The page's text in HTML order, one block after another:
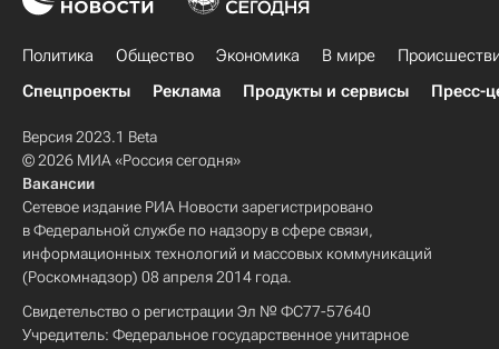
Политика Общество Экономика В мире
Спецпроекты
Реклама Продукты и сервисы Пресс-
Версия 2023.1 Beta
© 2026 МИА «Россия сегодня»
Вакансии
Сетевое издание РИА Новости зарегистрировано
в Федеральной службе по надзору в сфере связи,
информационных технологий и массовых коммуникаций
(Роскомнадзор) 08 апреля 2014 года.
Свидетельство о регистрации Эл № ФС77-57640
Учредитель: Федеральное государственное унитарное